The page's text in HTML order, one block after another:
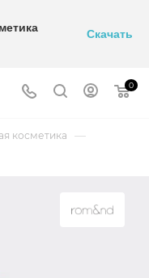
0
косметика —
Скачать